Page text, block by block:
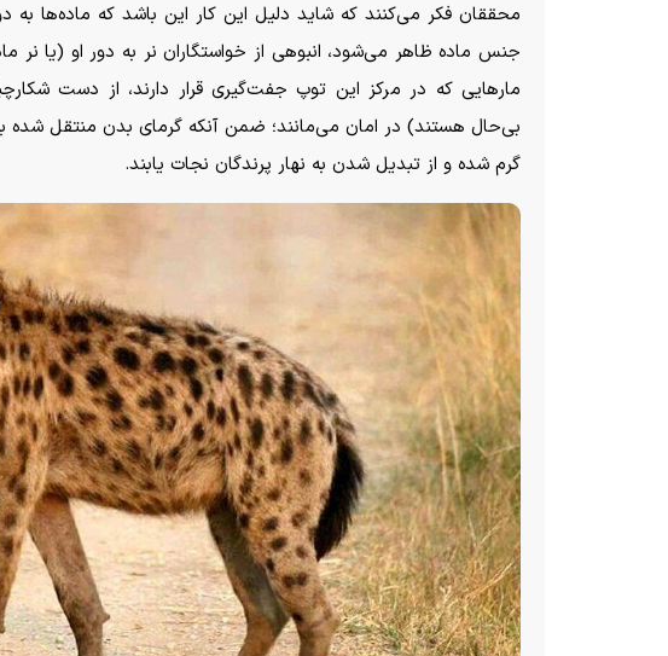
محققان فکر می‌کنند که شاید دلیل این کار این باشد که ماده‌ها به
جنس ماده ظاهر می‌شود، انبوهی از خواستگاران نر به دور او (یا نر
مار‌هایی که در مرکز این توپ جفت‌گیری قرار دارند، از دست
بی‌حال هستند) در امان می‌مانند؛ ضمن آنکه گرمای بدن منتقل شده
گرم شده و از تبدیل شدن به نهار پرندگان نجات یابند.